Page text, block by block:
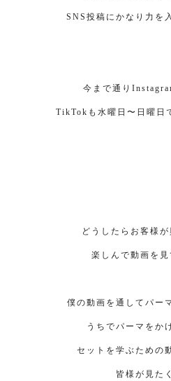
SNS投稿にかなり力を
今まで通り
TikTokも水曜日〜日曜日
どうしたらお客様
楽しんで動画を
僕の動画を通してパー
うちでパーマをか
セットを学ぶための
皆様が見た